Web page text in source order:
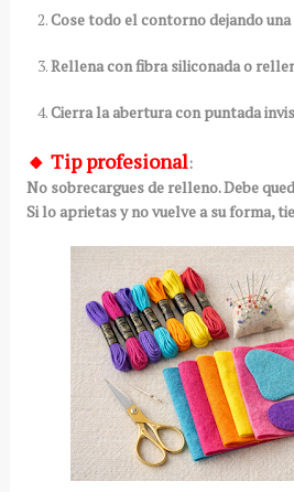
Cose todo el contorno dejando
Rellena confibra siliconada o
Cierra la abertura con puntada
🔸 Tip profesional:
No sobrecargues de relleno. Debe
Si lo aprietas y no vuelve a su forma,